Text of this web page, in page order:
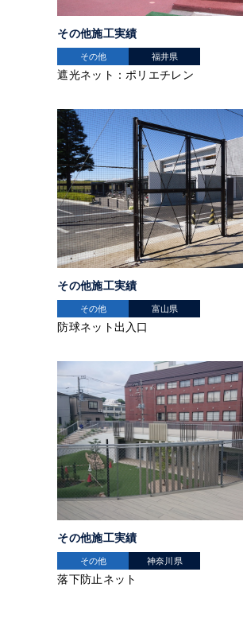
その他施工実績
その他 福井県
遮光ネット：ポリエチレン
その他施工実績
その他 富山県
防球ネット出入口
その他施工実績
その他 神奈川県
落下防止ネット